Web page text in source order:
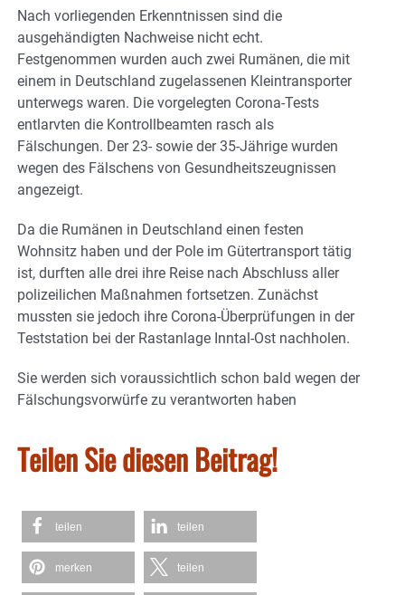
Nach vorliegenden Erkenntnissen sind die
ausgehändigten Nachweise nicht echt.
Festgenommen wurden auch zwei Rumänen, die mit
einem in Deutschland zugelassenen Kleintransporter
unterwegs waren. Die vorgelegten Corona-Tests
entlarvten die Kontrollbeamten rasch als
Fälschungen. Der 23- sowie der 35-Jährige wurden
wegen des Fälschens von Gesundheitszeugnissen
angezeigt.
Da die Rumänen in Deutschland einen festen
Wohnsitz haben und der Pole im Gütertransport tätig
ist, durften alle drei ihre Reise nach Abschluss aller
polizeilichen Maßnahmen fortsetzen. Zunächst
mussten sie jedoch ihre Corona-Überprüfungen in der
Teststation bei der Rastanlage Inntal-Ost nachholen.
Sie werden sich voraussichtlich schon bald wegen der
Fälschungsvorwürfe zu verantworten haben
Teilen Sie diesen Beitrag!
teilen teilen
merken teilen